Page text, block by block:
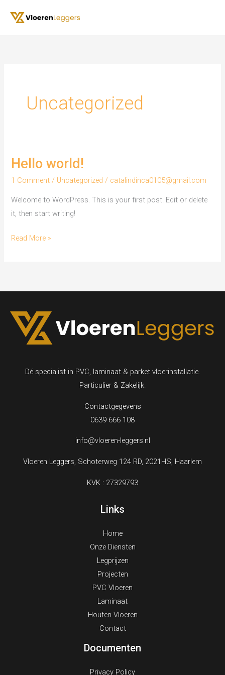
Uncategorized
Hello world!
1 Comment / Uncategorized / catalindinca0105@gmail.com
Welcome to WordPress. This is your first post. Edit or delete
it, then start writing!
Hello
Read More »
Dé specialist in PVC, laminaat & parket vloerinstallatie.
Particulier & Zakelijk.
Contactgegevens
0639 666 108
info@vloeren-leggers.nl
Vloeren Leggers, Schoterweg 124 RD, 2021HS, Haarlem
KVK : 27329793
Links
Home
Onze Diensten
Legprijzen
Projecten
PVC Vloeren
Laminaat
Houten Vloeren
Contact
Documenten
Privacy Policy